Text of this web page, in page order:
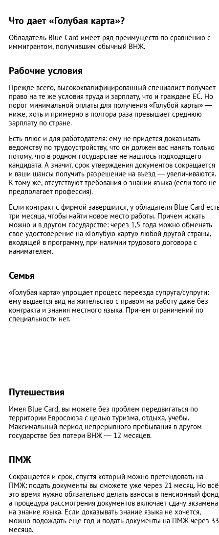
Что дает «Голубая карта»?
Обладатель Blue Card имеет ряд преимуществ по сравнению с
иммигрантом, получившим обычный ВНЖ.
Рабочие условия
Прежде всего, высококвалифицированный специалист получает
право на те же условия труда и зарплату, что и граждане ЕС. Но
порог минимальной оплаты для получения «Голубой карты» —
ниже, хоть и примерно в полтора раза превышает среднюю
зарплату по стране.
Есть плюс и для работодателя: ему не придется доказывать
ведомству по трудоустройству, что он должен вас нанять только
потому, что в родном государстве не нашлось подходящего
кандидата. А значит, срок утверждения документов сокращается
и ваши шансы получить разрешение на въезд — увеличиваются.
К тому же, отсутствуют требования о знании языка (если того не
предполагает профессия).
Если контракт с фирмой завершился, у обладателя Blue Card
три месяца, чтобы найти новое место работы. Причем искать
можно и в другом государстве: через 1,5 года можно обменять
свое удостоверение на «Голубую карту» любой другой страны,
входящей в программу, при наличии трудового договора с
нанимателем.
Семья
«Голубая карта» упрощает процесс переезда супруга/супруги:
ему выдается вид на жительство с правом на работу даже без
контракта и знания местного языка. Причем ограничений по
специальности нет.
Путешествия
Имея Blue Card, вы можете без проблем передвигаться по
территории Евросоюза с целью туризма, отдыха, учебы.
Максимальный период непрерывного пребывания в другом
государстве без потери ВНЖ — 12 месяцев.
ПМЖ
Сокращается и срок, спустя который можно претендовать на
ПМЖ: подать документы вы сможете уже через 21 месяц. Но всё
это время нужно обязательно делать взносы в пенсионный
а процедура рассмотрения документов включает сдачу экзамена
на знание языка. Если доказывать знание языка не хочется,
можно подождать еще год и подать документы на ПМЖ через 33
месяца.